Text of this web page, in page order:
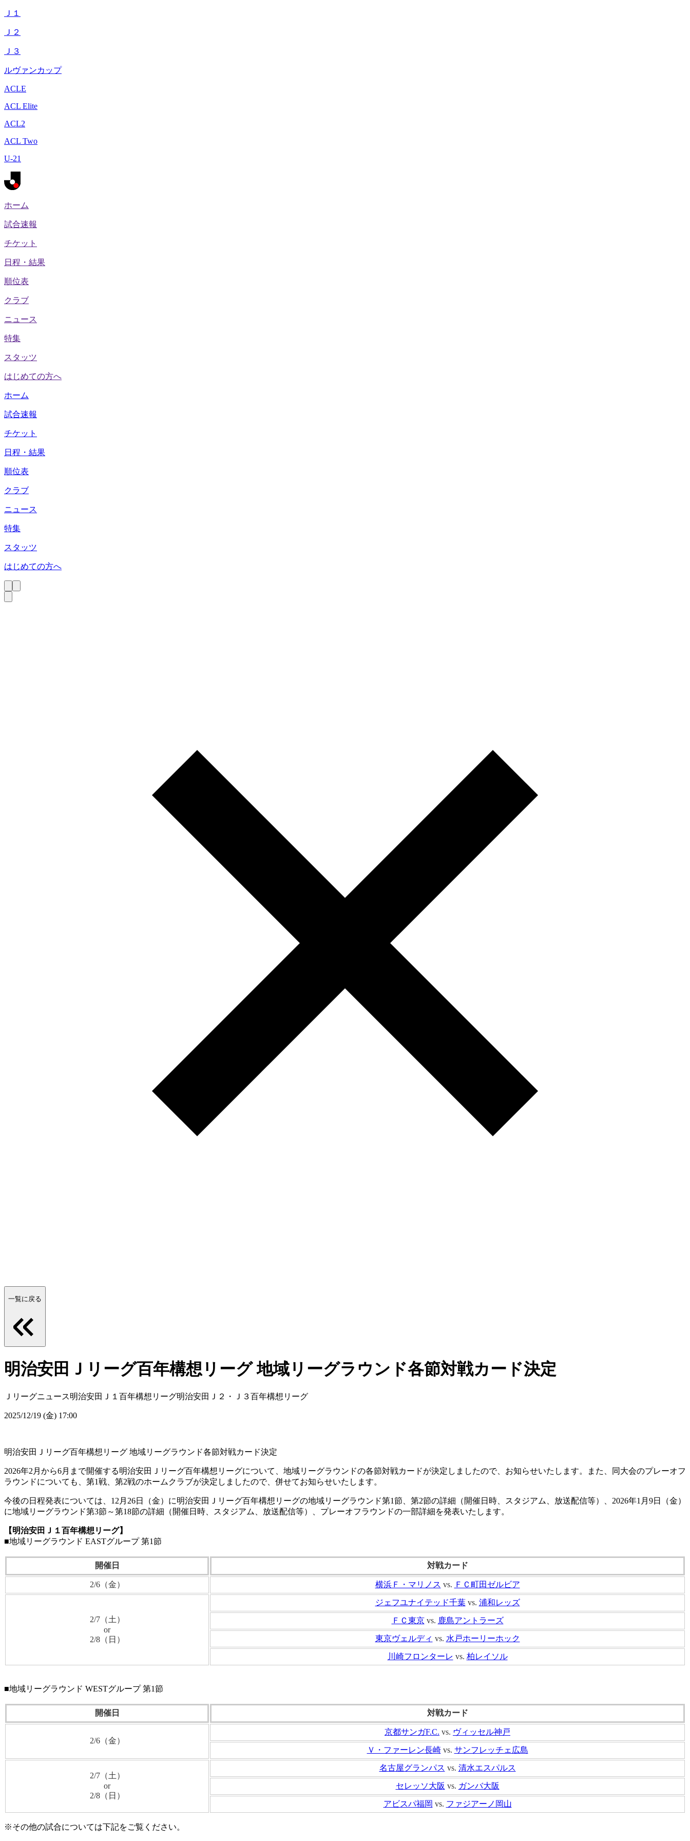
Ｊ１
Ｊ２
Ｊ３
ルヴァンカップ
ACLE
ACL Elite
ACL2
ACL Two
U-21
ホーム
試合速報
チケット
日程・結果
順位表
クラブ
ニュース
特集
スタッツ
はじめての方へ
ホーム
試合速報
チケット
日程・結果
順位表
クラブ
ニュース
特集
スタッツ
はじめての方へ
一覧に戻る
明治安田Ｊリーグ百年構想リーグ 地域リーグラウンド各節対戦カード決定
Ｊリーグニュース明治安田Ｊ１百年構想リーグ明治安田Ｊ２・Ｊ３百年構想リーグ
2025/12/19 (金) 17:00
明治安田Ｊリーグ百年構想リーグ 地域リーグラウンド各節対戦カード決定
2026年2月から6月まで開催する明治安田Ｊリーグ百年構想リーグについて、地域リーグラウンドの各節対戦カードが決定しましたので、お知らせいたします。また、同大会のプレーオフ
ラウンドについても、第1戦、第2戦のホームクラブが決定しましたので、併せてお知らせいたします。
今後の日程発表については、12月26日（金）に明治安田Ｊリーグ百年構想リーグの地域リーグラウンド第1節、第2節の詳細（開催日時、スタジアム、放送配信等）、2026年1月9日（金）
に地域リーグラウンド第3節～第18節の詳細（開催日時、スタジアム、放送配信等）、プレーオフラウンドの一部詳細を発表いたします。
【明治安田Ｊ１百年構想リーグ】
■地域リーグラウンド EASTグループ 第1節
開催日 対戦カード
2/6（金） 横浜Ｆ・マリノス vs. ＦＣ町田ゼルビア
2/7（土）
or
2/8（日）
ジェフユナイテッド千葉vs. 浦和レッズ
ＦＣ東京vs. 鹿島アントラーズ
東京ヴェルディ vs. 水戸ホーリーホック
川崎フロンターレ vs. 柏レイソル
■地域リーグラウンド WESTグループ 第1節
開催日 対戦カード
2/6（金）
京都サンガF.C. vs. ヴィッセル神戸
Ｖ・ファーレン長崎vs. サンフレッチェ広島
2/7（土）
or
2/8（日）
名古屋グランパス vs. 清水エスパルス
セレッソ大阪 vs. ガンバ大阪
アビスパ福岡 vs. ファジアーノ岡山
※その他の試合については下記をご覧ください。